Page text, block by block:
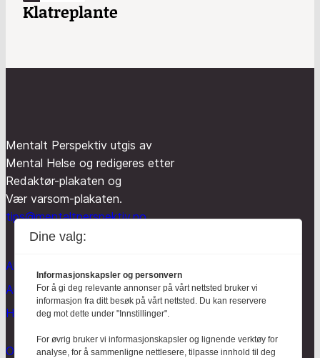
Klatreplante
Mentalt Perspektiv utgis av
Mental Helse og redigeres etter
Redaktør-plakaten og
Vær varsom-plakaten.
tips@mentaltperspektiv.no
Aktuelt
Anmeldt
Hodebry
Om oss
Dine valg:
Informasjonskapsler og personvern
For å gi deg relevante annonser på vårt nettsted bruker vi
informasjon fra ditt besøk på vårt nettsted. Du kan reservere
deg mot dette under "Innstillinger".
For øvrig bruker vi informasjonskapsler og lignende verktøy for
analyse, for å sammenligne nettlesere, tilpasse innhold til deg